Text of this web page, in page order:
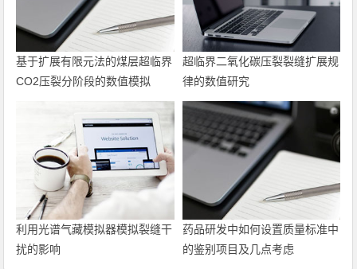
基于扩展有限元法的煤层超临界
CO2压裂分阶段的数值模拟
超临界二氧化碳压裂裂缝扩展规
律的数值研究
利用光谱气藏模拟器模拟裂缝干
扰的影响
药品研发中如何设置质量标准中
的鉴别项目及几点考虑